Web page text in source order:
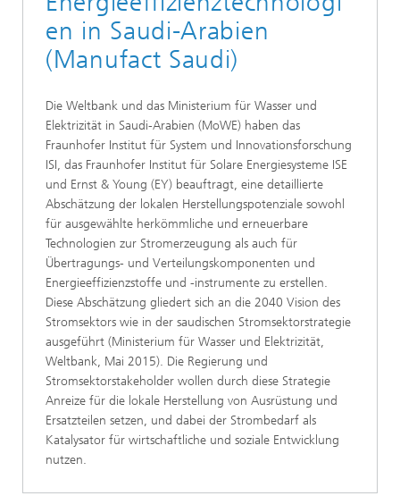
en in Saudi-Arabien
(Manufact Saudi)
Die Weltbank und das Ministerium für Wasser und
Elektrizität in Saudi-Arabien (MoWE) haben das
Fraunhofer Institut für System und Innovationsforschung
ISI, das Fraunhofer Institut für Solare Energiesysteme ISE
und Ernst & Young (EY) beauftragt, eine detaillierte
Abschätzung der lokalen Herstellungspotenziale sowohl
für ausgewählte herkömmliche und erneuerbare
Technologien zur Stromerzeugung als auch für
Übertragungs- und Verteilungskomponenten und
Energieeffizienzstoffe und -instrumente zu erstellen.
Diese Abschätzung gliedert sich an die 2040 Vision des
Stromsektors wie in der saudischen Stromsektorstrategie
ausgeführt (Ministerium für Wasser und Elektrizität,
Weltbank, Mai 2015). Die Regierung und
Stromsektorstakeholder wollen durch diese Strategie
Anreize für die lokale Herstellung von Ausrüstung und
Ersatzteilen setzen, und dabei der Strombedarf als
Katalysator für wirtschaftliche und soziale Entwicklung
nutzen.